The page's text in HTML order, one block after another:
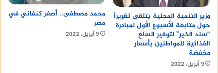
وزير التنمية المحلية يتلقى تقريراً
حول متابعة الأسبوع الأول لمبادرة
“سند الخير” لتوفير السلع
الغذائية للمواطنين بأسعار
مخفضة
9 أبريل، 2022
محمد مصطفى.. أصغر كنفاني في
مصر
9 أبريل، 2022